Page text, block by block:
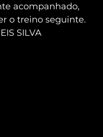
acompanhado,
o treino seguinte.
SILVA